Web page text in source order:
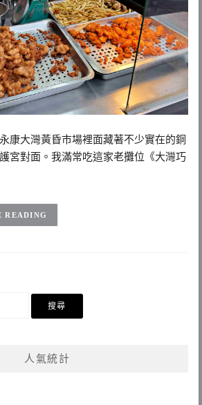
康大灣黃昏市場裡面藏著不少實在的銅
宮對面。我滿常吃這家老攤位《大灣巧
READING
人氣統計